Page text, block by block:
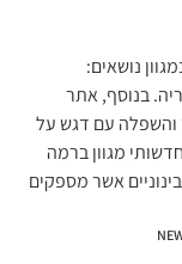
נושאים:
בנוסף, אתר
והשפלה עם דגש על
מגוון ברמה
אשר מספקים